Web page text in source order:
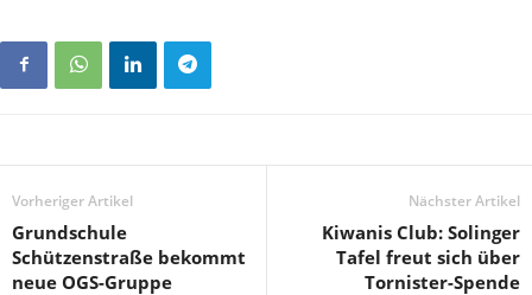
Vorheriger Artikel
Grundschule
Schützenstraße bekommt
neue OGS-Gruppe
Nächster Artikel
Kiwanis Club: Solinger
Tafel freut sich über
Tornister-Spende